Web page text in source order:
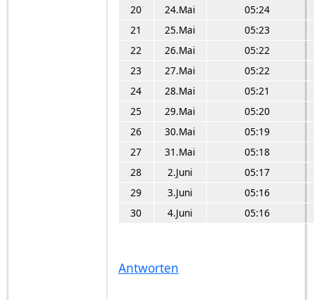
20
24.Mai
05:24
21
25.Mai
05:23
22
26.Mai
05:22
23
27.Mai
05:22
24
28.Mai
05:21
25
29.Mai
05:20
26
30.Mai
05:19
27
31.Mai
05:18
28
2.Juni
05:17
29
3.Juni
05:16
30
4.Juni 05:16
Antworten